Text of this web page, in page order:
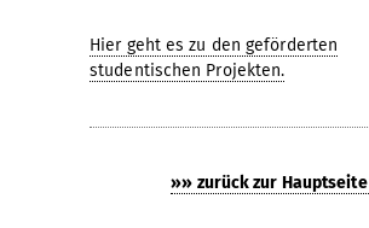
Hier geht es zu den geförderten
studentischen Projekten.
»» zurück zur Hauptseite